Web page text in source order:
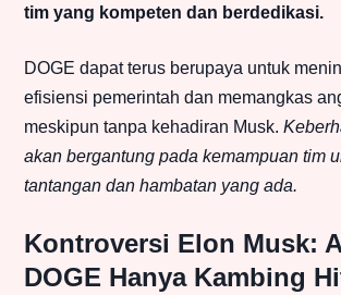
tim yang kompeten dan berdedikasi.
DOGE dapat terus berupaya untuk
efisiensi pemerintah dan memangkas
meskipun tanpa kehadiran Musk.
akan bergantung pada kemampuan tim
tantangan dan hambatan yang ada.
Kontroversi Elon Musk:
DOGE Hanya Kambing